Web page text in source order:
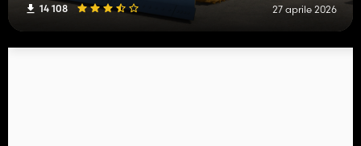
14 108 27 aprile 2026